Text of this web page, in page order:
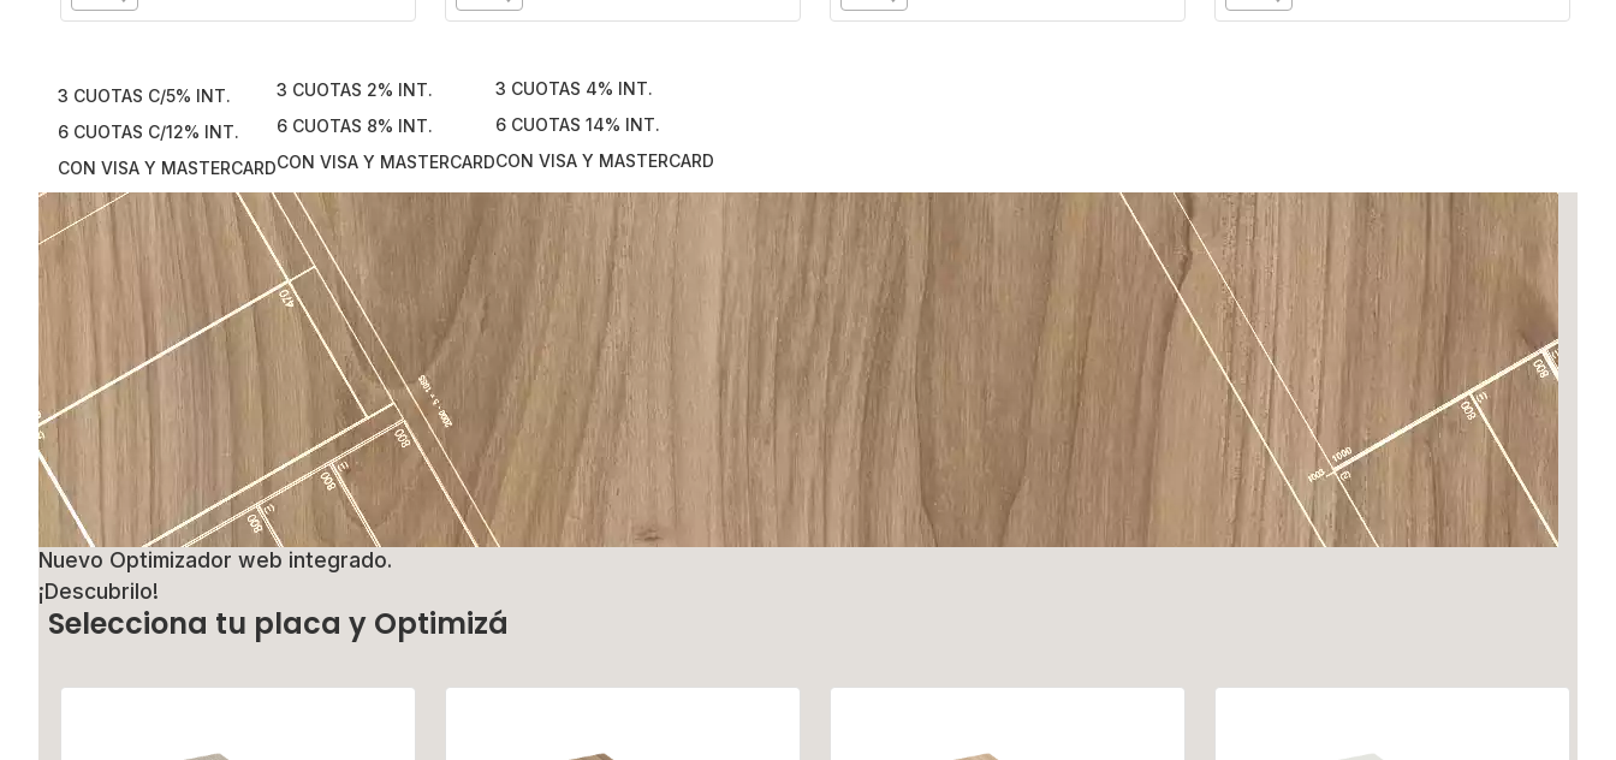
3 CUOTAS C/5% INT.
6 CUOTAS C/12% INT.
CON VISA Y MASTERCARD
3 CUOTAS 2% INT.
6 CUOTAS 8% INT.
CON VISA Y MASTERCARD
3 CUOTAS 4% INT.
6 CUOTAS 14% INT.
CON VISA Y MASTERCARD
Nuevo Optimizador web integrado.
¡Descubrilo!
Selecciona tu placa y Optimizá